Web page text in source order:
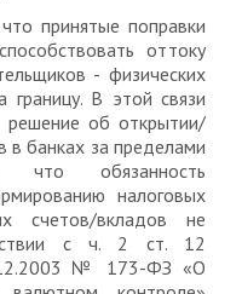
принятые поправки
оттоку
- физических
В этой связи
решение об открытии/
в банках за пределами
что обязанность
налоговых
счетов/вкладов не
с ч. 2 ст. 12
№ 173-ФЗ «О